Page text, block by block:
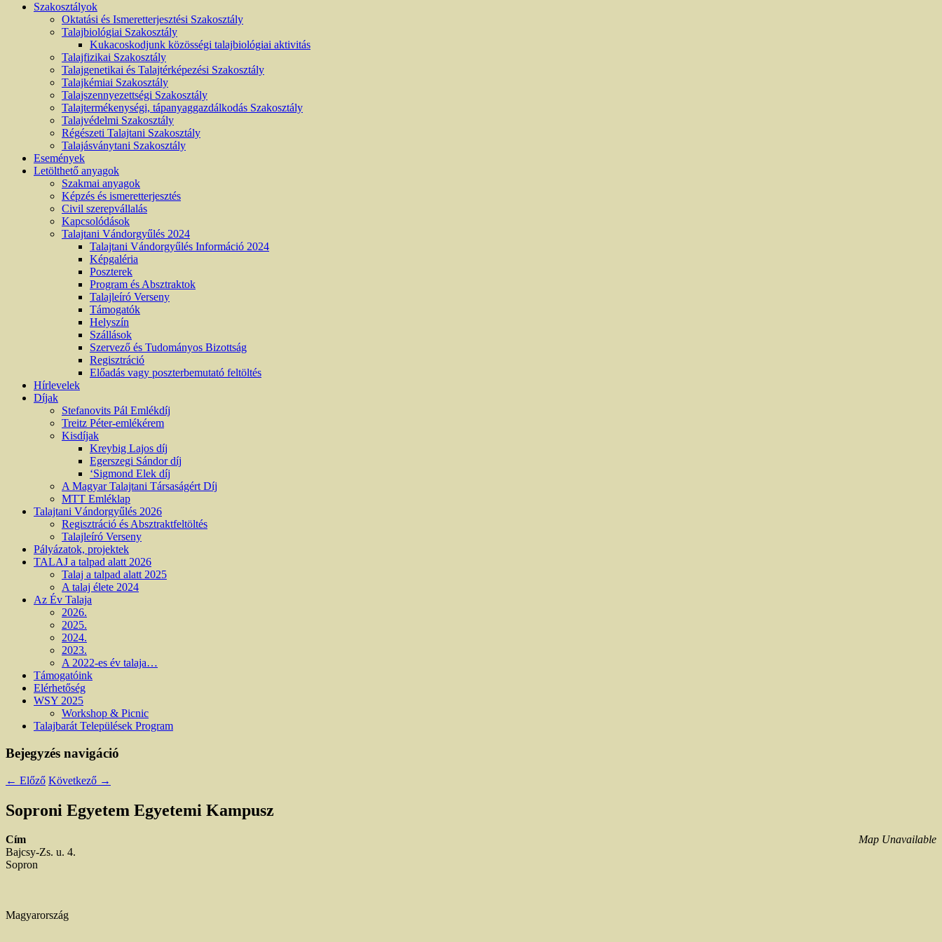
Szakosztályok
Oktatási és Ismeretterjesztési Szakosztály
Talajbiológiai Szakosztály
Kukacoskodjunk közösségi talajbiológiai aktivitás
Talajfizikai Szakosztály
Talajgenetikai és Talajtérképezési Szakosztály
Talajkémiai Szakosztály
Talajszennyezettségi Szakosztály
Talajtermékenységi, tápanyaggazdálkodás Szakosztály
Talajvédelmi Szakosztály
Régészeti Talajtani Szakosztály
Talajásványtani Szakosztály
Események
Letölthető anyagok
Szakmai anyagok
Képzés és ismeretterjesztés
Civil szerepvállalás
Kapcsolódások
Talajtani Vándorgyűlés 2024
Talajtani Vándorgyűlés Információ 2024
Képgaléria
Poszterek
Program és Absztraktok
Talajleíró Verseny
Támogatók
Helyszín
Szállások
Szervező és Tudományos Bizottság
Regisztráció
Előadás vagy poszterbemutató feltöltés
Hírlevelek
Díjak
Stefanovits Pál Emlékdíj
Treitz Péter-emlékérem
Kisdíjak
Kreybig Lajos díj
Egerszegi Sándor díj
‘Sigmond Elek díj
A Magyar Talajtani Társaságért Díj
MTT Emléklap
Talajtani Vándorgyűlés 2026
Regisztráció és Absztraktfeltöltés
Talajleíró Verseny
Pályázatok, projektek
TALAJ a talpad alatt 2026
Talaj a talpad alatt 2025
A talaj élete 2024
Az Év Talaja
2026.
2025.
2024.
2023.
A 2022-es év talaja…
Támogatóink
Elérhetőség
WSY 2025
Workshop & Picnic
Talajbarát Települések Program
Bejegyzés navigáció
← Előző Következő →
Soproni Egyetem Egyetemi Kampusz
Map Unavailable
Cím
Bajcsy-Zs. u. 4.
Sopron
Magyarország